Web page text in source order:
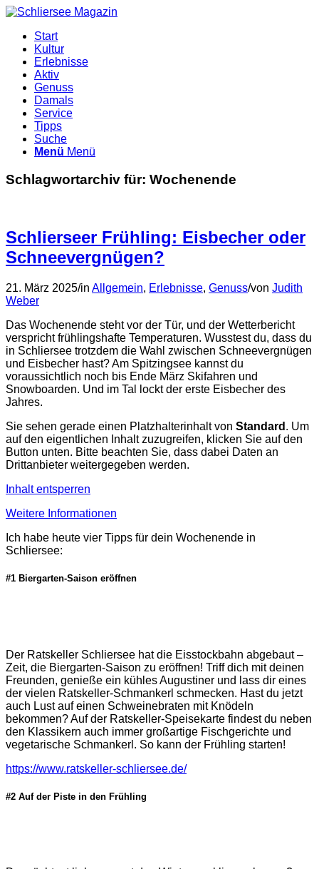
Start
Kultur
Erlebnisse
Aktiv
Genuss
Damals
Service
Tipps
Suche
Menü Menü
Schlagwortarchiv für: Wochenende
Schlierseer Frühling: Eisbecher oder
Schneevergnügen?
21. März 2025/in Allgemein, Erlebnisse, Genuss/von Judith
Weber
Das Wochenende steht vor der Tür, und der Wetterbericht
verspricht frühlingshafte Temperaturen. Wusstest du, dass du
in Schliersee trotzdem die Wahl zwischen Schneevergnügen
und Eisbecher hast? Am Spitzingsee kannst du
voraussichtlich noch bis Ende März Skifahren und
Snowboarden. Und im Tal lockt der erste Eisbecher des
Jahres.
Sie sehen gerade einen Platzhalterinhalt von Standard . Um
auf den eigentlichen Inhalt zuzugreifen, klicken Sie auf den
Button unten. Bitte beachten Sie, dass dabei Daten an
Drittanbieter weitergegeben werden.
Inhalt entsperren
Weitere Informationen
Ich habe heute vier Tipps für dein Wochenende in
Schliersee:
#1 Biergarten-Saison eröffnen
Der Ratskeller Schliersee hat die Eisstockbahn abgebaut –
Zeit, die Biergarten-Saison zu eröffnen! Triff dich mit deinen
Freunden, genieße ein kühles Augustiner und lass dir eines
der vielen Ratskeller-Schmankerl schmecken. Hast du jetzt
auch Lust auf einen Schweinebraten mit Knödeln
bekommen? Auf der Ratskeller-Speisekarte findest du neben
den Klassikern auch immer großartige Fischgerichte und
vegetarische Schmankerl. So kann der Frühling starten!
https://www.ratskeller-schliersee.de/
#2 Auf der Piste in den Frühling